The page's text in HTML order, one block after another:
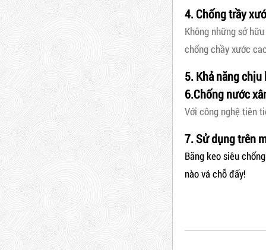
4. Chống trầy
Không những sở
chống chầy xước
5. Khả năng chịu
6.Chống nước
Với công nghệ tiên
7. Sử dụng trên
Băng keo siêu
nào vá chỗ đấy!
Dây Rút Nhựa Trắng Và Đen
10cm, 3*100
5,000 VNĐ 5,200 VNĐ
Mã sản phẩm: DR10
Hot
Dây rút nhựa trắng và đen
10cm, 3*100
5,000 VNĐ 5,200 VNĐ
Máy rút màng co
Máy cắt lõi giấy